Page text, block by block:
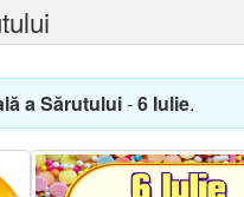
a Sărutului-6 Iulie.